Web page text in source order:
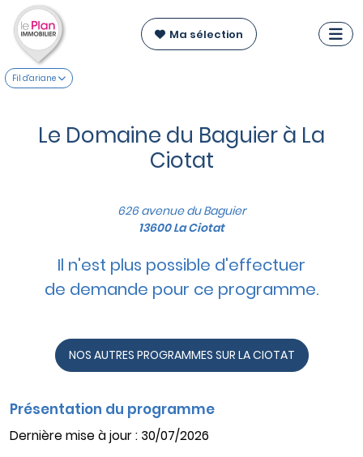
Ma sélection
Fil d'ariane
Le Domaine du Baguier à La
Ciotat
626 avenue du Baguier
13600 La Ciotat
Il n'est plus possible d'effectuer
de demande pour ce programme.
NOS AUTRES PROGRAMMES SUR LA CIOTAT
Présentation du programme
Dernière mise à jour : 30/07/2026